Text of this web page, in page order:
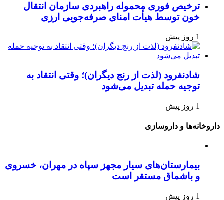
ترخیص فوری محموله راهبردی سازمان انتقال
خون توسط هیأت امنای صرفه‌جویی ارزی
1 روز پیش
شادنفرود (لذت از رنج دیگران)؛ وقتی انتقاد به
توجیه حمله تبدیل می‌شود
1 روز پیش
داروخانه‌ها و داروسازی
بیمارستان‌های سیار مجهز سپاه در مهران، خسروی
و باشماق مستقر است
1 روز پیش